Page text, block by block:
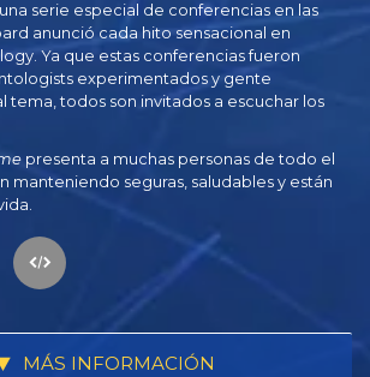
serie especial de conferencias en las
anunció cada hito sensacional en
Ya que estas conferencias fueron
experimentados y gente
tema, todos son invitados a escuchar los
presenta a muchas personas de todo el
manteniendo seguras, saludables y están
MÁS INFORMACIÓN